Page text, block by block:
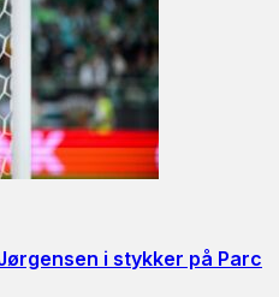
i stykker på Parc